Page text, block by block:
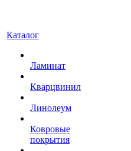
Каталог
Ламинат
Кварцвинил
Линолеум
Ковровые
покрытия